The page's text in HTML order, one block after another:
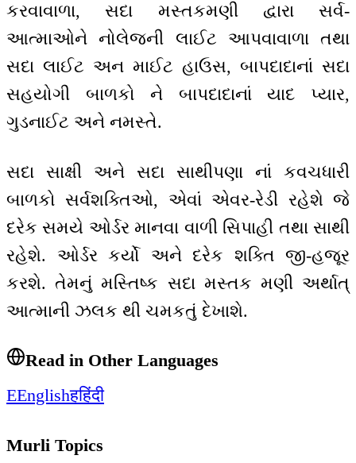
કરવાવાળા, સદા મસ્તકમણી દ્વારા સર્વ-
આત્માઓને નોલેજની લાઈટ આપવાવાળા તથા
સદા લાઈટ અન માઈટ હાઉસ, બાપદાદાનાં સદા
સહયોગી બાળકો ને બાપદાદાનાં યાદ પ્યાર,
ગુડનાઈટ અને નમસ્તે.
સદા સાક્ષી અને સદા સાથીપણા નાં કવચધારી
બાળકો સર્વશક્તિઓ, એવાં એવર-રેડી રહેશે જે
દરેક સમયે ઓર્ડર માનવા વાળી સિપાહી તથા સાથી
રહેશે. ઓર્ડર કર્યો અને દરેક શક્તિ જી-હજૂર
કરશે. તેમનું મસ્તિષ્ક સદા મસ્તક મણી અર્થાત્
આત્માની ઝલક થી ચમકતું દેખાશે.
Read in Other Languages
EEnglishहहिंदी
Murli Topics